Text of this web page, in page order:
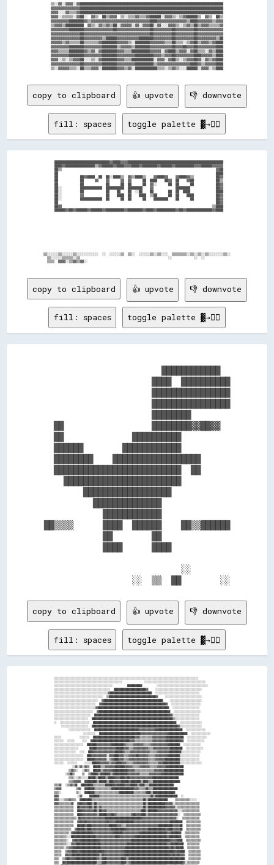
▒▒░░▓▓░░▓▓▓▓░░▓▓██████████████████████████████████████████████████████████████████████████████
▓▓▓▓▓▓▓▓▓▓▓▓▓▓▓▓██████████████████████████████████████████████████████████████████████████████
▓▓▓▓░░░░▓▓▒▒▒▒▓▓██████████████████████████████████████████████████████████████████████████████
▓▓▓▓░░▒▒▒▒▒▒░░▓▓██░░  ▓▓▒▒  ██▒▒▓▓▓▓  ▒▒░░▒▒▒▒▓▓▒▒▒▒▓▓██████░░▓▓▓▓▒▒░░▒▒▓▓██████▒▒  ▓▓▒▒  ██▒▒
▓▓▓▓▓▓▓▓▓▓████████▓▓▒▒▓▓▓▓▓▓▓▓▓▓▓▓▓▓▓▓▓▓▓▓▓▓▓▓▓▓▓▓▓▓▓▓████▓▓▓▓▓▓▓▓▓▓▓▓▓▓▓▓▒▒████▓▓▓▓▓▓▓▓▒▒▓▓▓▓
▒▒▓▓▓▓▒▒██████████  ▓▓▒▒░░▓▓▒▒▓▓▒▒██░░▓▓▓▓▓▓░░▓▓░░▓▓▓▓██░░▓▓░░░░▓▓▓▓▒▒░░▒▒▓▓▒▒██▒▒▓▓▓▓▒▒▒▒▒▒▓▓
▓▓▓▓▓▓▓▓▓▓████████▓▓▓▓▓▓▓▓▓▓▓▓▓▓▓▓██▓▓▓▓▓▓▓▓▓▓▓▓▓▓▓▓▓▓██▓▓▓▓▓▓▓▓▓▓██▓▓▓▓▓▓▓▓▓▓██▓▓▓▓▓▓▓▓▓▓▓▓▓▓
▓▓▓▓▓▓▓▓▓▓▓▓▓▓▓▓██▓▓▓▓▓▓▓▓▓▓▓▓▓▓▓▓▓▓▓▓▓▓▓▓▓▓▓▓▓▓▓▓▓▓▓▓██▓▓▓▓▓▓▓▓▓▓██▓▓▓▓▓▓▓▓▓▓██▓▓▓▓▓▓▓▓▓▓▓▓▓▓
▓▓▓▓▓▓▓▓▓▓▓▓▓▓▓▓██▓▓▓▓▓▓▓▓▓▓▒▒██████▓▓▓▓▓▓▓▓▓▓▓▓████████▓▓▓▓▓▓▓▓▓▓██▓▓▓▓▓▓▓▓▓▓██▓▓▓▓▓▓▓▓▓▓▒▒██
▓▓▓▓▓▓▒▒▓▓▒▒▒▒▒▒██▒▒▒▒▒▒▒▒▓▓████████▓▓▓▓▓▓▒▒░░████████▓▓▓▓▓▓▓▓▒▒▒▒██▒▒▒▒░░▒▒▓▓██▒▒▓▓▓▓▒▒▓▓████
▓▓▓▓▓▓▓▓▓▓████████▓▓▓▓▓▓▓▓▓▓████████▒▒▓▓▓▓▓▓▒▒████████▓▓▓▓▓▓▓▓▓▓▓▓██▓▓▓▓██▓▓▓▓██▓▓▓▓▓▓▓▓▓▓████
▓▓▓▓▒▒▒▒▒▒████████▓▓▒▒▓▓░░▓▓████████▓▓▓▓▒▒▒▒██████████▓▓▓▓▓▓░░▓▓████▒▒▓▓▓▓░░▓▓██▒▒▒▒░░▓▓▒▒████
▓▓▓▓▓▓▓▓▓▓████████▓▓▓▓▓▓▓▓▓▓████████▓▓▓▓▓▓▓▓▓▓██████████▓▓▓▓▒▒▓▓▓▓██▓▓▓▓▓▓▓▓▓▓████▓▓▓▓▓▓▒▒████
▓▓▓▓░░▒▒░░▒▒▓▓▓▓██░░░░▒▒░░▓▓████████▓▓▓▓▒▒▒▒████████████░░▓▓▓▓░░▓▓██▒▒░░▒▒▓▓▓▓██▓▓░░▓▓▒▒▓▓████
▓▓▓▓▓▓▓▓▓▓▓▓▓▓▓▓██▓▓▓▓▓▓▓▓▓▓████████▓▓▓▓▓▓▓▓▓▓██████████▒▒▓▓▓▓▓▓▓▓▓▓▓▓▓▓▓▓▓▓████▓▓▒▒▓▓▓▓▓▓████
copy to clipboard 👍 upvote 👎 downvote
fill: spaces toggle palette ▓→✊🏽
      ██████████████████████████████▓▓████▓▓▓▓████████████████████████████████████████████████████
      ████▓▓████████████████▒▒▓▓██████▓▓████▓▓▓▓████▓▓████████▓▓██████▓▓██████████▓▓▓▓██████▓▓▓▓▓▓
      ██▒▒                                                                                    ▓▓██
      ██            ██▓▓████  ██  ██░░████▒▒  ▓▓▒▒████▒▒    ▓▓████▓▓    ▓▓████▓▓▒▒            ██▓▓
      ██            ██      ▓▓    ▓▓      ▓▓  ▓▓      ██  ████    ██▓▓  ██    ▓▓██            ██▒▒
      ██            ██            ██      ██  ██      ██  ▓▓░░      ██  ██      ██            ██▓▓
      ██░░          ████████████  ██████████  ████████    ▓▓            ████████              ██▓▓
      ██░░          ██            ██    ██    ██  ░░██    ██        ██  ██  ████              ████
      ██░░          ▓▓            ██    ████  ██    ████  ▒▒██      ██  ██    ████            ██▓▓
      ██░░          ████████████  ██      ██  ██      ██    ████████    ██      ██            ██▓▓
      ██                                                                                      ██▓▓
      ██▓▓                                                                                  ▒▒████
      ██████▓▓██▓▓██████▓▓██████▓▓██████████▓▓████████▓▓████▓▓██████████▓▓██▓▓██████████████▓▓████
▒▒░░░░░░▒▒░░░░░░▒▒░░░░░░░░░░░░  ░░  ░░░░░░▒▒  ▒▒░░  ░░░░░░▒▒░░▒▒░░░░  ▒▒▒▒▒▒▒▒░░▒▒░░▒▒░░▒▒░░░░░░░░▒▒░░
  ▒▒░░░░░░▒▒▒▒▒▒░░▒▒                                                ░░            ░░  ░░
copy to clipboard 👍 upvote 👎 downvote
fill: spaces toggle palette ▓→✊🏽
  ██                  ████████▓▓██▓▓
██▒▒▒▒      ████  ██████    ██▒▒██████
                            ░░
copy to clipboard 👍 upvote 👎 downvote
fill: spaces toggle palette ▓→✊🏽
░░░░░░░░░░░░░░░░░░░░░░░░░░░░░░░░░░░░░░░░░░░░░░░░        ████████████        ░░░░░░░░░░░░░░░░░░░░░░░░░░░░░░░░░░░░░░░░░░
░░░░░░░░░░░░░░░░░░░░░░░░░░░░░░░░░░░░░░░░░░░░░░  ██████████████████████████▓▓    ░░░░░░░░░░░░░░░░░░░░░░░░░░░░░░░░░░░░░░
░░░░░░░░░░░░░░░░░░░░░░░░░░░░░░░░░░░░░░░░░░░░▓▓██████████████████████████████████  ░░░░░░░░░░░░░░░░░░░░░░░░░░░░░░░░░░░░
░░░░░░░░░░░░░░░░░░░░░░░░░░░░░░░░░░░░░░░░  ▒▒██████████████████████████████████████▓▓    ░░░░░░░░░░░░░░░░░░░░░░░░░░░░░░
░░░░░░░░░░░░░░░░░░░░░░░░░░░░░░░░░░░░  ▓▓████████████████████████████████████████████████    ░░░░░░░░░░░░░░░░░░░░░░░░░░
░░░░░░░░░░░░░░░░░░░░░░░░░░░░░░░░░░  ▓▓████████████████████████████████████████████████████▓▓  ░░░░░░░░░░░░░░░░░░░░░░░░
░░░░░░░░░░░░░░░░░░░░░░░░░░░░░░░░░░▓▓██████████████████████████████████████████████████████████  ░░░░░░░░░░░░░░░░░░░░░░
░░░░░░░░░░░░░░░░░░░░░░░░░░░░░░░░  ▓▓██████████████████████████████████████████████████████████  ░░░░░░░░░░░░░░░░░░░░░░
░░░░░░░░░░░░░░░░░░░░░░░░░░░░░░  ██████████████████████████████████████████████████████████████▓▓░░░░░░░░░░░░░░░░░░░░░░
░░░░░░░░░░░░░░░░░░░░░░░░░░░░  ██████████████████████████████████████████████████████████████████▒▒░░░░░░░░░░░░░░░░░░░░
░░  ░░░░░░░░░░░░░░░░░░░░░░░░  ████████████████████████████████████████████████████████████████████  ░░░░░░░░░░░░░░░░░░
    ░░░░░░░░░░░░░░░░░░░░░░  ██████████████████████████████████████████████████████████████████████▓▓░░░░░░░░░░░░░░░░░░
        ░░░░░░░░░░░░░░░░░░  ████████████████████████████████████▓▓▓▓▓▓▓▓▓▓▓▓▓▓██████████████████████  ░░░░░░░░░░░░░░░░
                ░░░░░░░░░░  ██████████████████████████████████▓▓▓▓▓▓▓▓▓▓▓▓▓▓▓▓▓▓▓▓▓▓████████████████  ░░░░░░░░░░░░░░░░
░░░░░░          ░░░░░░░░  ██████████████████████████████████▓▓▓▓▒▒▒▒▒▒▒▒▒▒▓▓▓▓▓▓▓▓▓▓▓▓██████████████  ░░░░░░░░░░░░░░░░
░░░░░░░░  ░░░░░░    ░░░░  ████████████████████████████████▓▓▓▓▒▒▒▒▒▒▒▒▒▒▒▒▒▒▓▓▓▓▓▓▓▓▓▓▓▓████████████▓▓  ░░░░░░░░░░░░░░
░░░░░░░░░░░░░░░░░░░░░░░░  ████████▓▓▓▓▓▓▓▓▓▓▓▓██████████▓▓▒▒▒▒▒▒▓▓▓▓▓▓▓▓▒▒▒▒▒▒▓▓▓▓▓▓▓▓▓▓▓▓▓▓██████████  ░░░░░░░░░░░░░░
░░░░░░░░░░░░░░░░░░░░      ██████▓▓▓▓▓▓▓▓▓▓▓▓▓▓▓▓██████▓▓▓▓▒▒▒▒▓▓▓▓▓▓▓▓▓▓▓▓▒▒▒▒▓▓▓▓▓▓▓▓▓▓▓▓▓▓██████████  ░░░░░░░░░░░░░░
░░░░░░░░░░░░░░░░░░  ░░░░  ████▓▓▓▓▓▓▓▓▓▓▓▓▓▓▓▓▓▓██████▓▓▒▒▒▒▓▓▓▓▓▓▓▓▓▓▓▓▓▓▓▓▒▒▒▒▒▒▓▓▓▓▓▓▓▓▓▓██████████░░░░░░░░░░░░░░░░
░░░░░░░░░░░░░░░░░░░░░░░░  ████▓▓▓▓▓▓▓▓▓▓▓▓░░▓▓▓▓████▓▓▓▓▒▒▒▒▓▓▓▓▓▓██▓▓▓▓▓▓▓▓▒▒▒▒▒▒▓▓▓▓▓▓▓▓▓▓██████████░░░░░░░░░░░░░░░░
░░░░░░░░░░░░░░░░░░░░░░░░  ██████▓▓▓▓▓▓▓▓▓▓░░▒▒▓▓████▓▓▓▓▒▒▒▒▓▓▓▓▓▓▓▓▓▓▓▓▓▓▓▓▒▒▒▒▒▒▓▓▓▓▓▓▓▓████████████░░░░░░░░░░░░░░░░
░░░░░░░░  ░░░░░░░░    ░░░░░░██████▓▓▓▓▓▓▓▓▒▒▓▓▓▓████▓▓▓▓▒▒▒▒▒▒▓▓▓▓▓▓▓▓▓▓▓▓▒▒▒▒▒▒▒▒▓▓▓▓██████████████░░░░░░░░░░░░░░░░░░
          ░░▓▓░░▓▓░░▓▓▒▒  ██████▒▒▒▒▓▓▓▓▓▓▓▓████████▓▓▓▓▓▓▒▒▒▒▒▒▓▓▓▓▓▓▓▓▒▒▒▒▒▒▓▓▓▓▓▓▓▓██████████████
        ▒▒▓▓▒▒░░  ░░▓▓▒▒  ██████▒▒▓▓▓▓▓▓▓▓████████████▓▓▓▓▓▓▒▒▒▒▒▒▒▒▒▒▒▒▒▒▒▒▓▓▓▓▓▓▓▓████████████████
      ░░▒▒██▒▒    ▒▒  ▒▒██████▒▒████████▒▒████████████▓▓▓▓▓▓▓▓▓▓▒▒▒▒▒▒▒▒▓▓▓▓▓▓▓▓▓▓██████████████████
        ▒▒▒▒░░░░▒▒░░░░░░██████▒▒██████▒▒██████▓▓▓▓████▓▓██▓▓▓▓▓▓▓▓▓▓▓▓▓▓▓▓▓▓██████████████████████
        ▒▒▒▒▓▓▓▓▓▓  ██████████▒▒██████▒▒████▓▓▓▓▓▓██████▓▓████████▒▒████▒▒▒▒██████████████████████
▒▒▒▒▓▓  ░░▒▒▓▓▒▒██  ██████████▒▒▒▒▒▒▒▒▒▒████████▓▓██████▓▓▓▓██████▒▒████▒▒▒▒████████████████████
▒▒▓▓▓▓        ▒▒▓▓  ████████▒▒▒▒▒▒▒▒▒▒▒▒▒▒██████████████████▓▓▓▓▒▒▒▒▒▒██▒▒▒▒████████████████████
▒▒▒▒░░        ▒▒░░  ████████▒▒▒▒▒▒▒▒▒▒▒▒▒▒▒▒▒▒▒▒████████████▒▒▒▒▒▒▒▒▒▒████▒▒██████████████████
▓▓▓▓          ░░▓▓    ████████▒▒▒▒▒▒▒▒▒▒▒▒▒▒▒▒▒▒▒▒▒▒▒▒▒▒▒▒▒▒▒▒▒▒▒▒▒▒▒▒▒▒██▒▒██████████████████  ░░
▓▓▓▓░░░░▒▒▒▒▓▓▒▒▒▒  ██████████▒▒▒▒▒▒▒▒▒▒▒▒▒▒▒▒▒▒▒▒▒▒▒▒▒▒▒▒▒▒▒▒▒▒▒▒▒▒▒▒▒▒██▒▒████████████████    ▒▒▒▒▒▒▒▒▒▒▒▒░░░░░░
▓▓▓▓▒▒▒▒▒▒▒▒▒▒▓▓  ▓▓██▓▓▓▓████▒▒██▒▒▒▒▒▒▒▒▒▒▒▒▒▒▒▒▒▒▒▒▒▒▒▒▒▒▒▒▒▒▒▒▒▒▒▒▒▒██▒▒██████████████▓▓▓▓▓▓░░▒▒▒▒▒▒▒▒▒▒▒▒▒▒▒▒▒▒▒▒
▒▒▒▒▒▒▒▒▒▒▒▒▒▒▒▒  ██▓▓▓▓▓▓▓▓██▒▒██▒▒▓▓▒▒▒▒▒▒▒▒▒▒▒▒▒▒▒▒▒▒▒▒▒▒▒▒▒▒▒▒▒▒▒▒▒▒██▒▒██████████████▓▓▓▓▓▓▓▓░░▒▒▒▒▒▒▒▒▒▒▒▒▒▒▒▒▒▒
▒▒▒▒▒▒▒▒▒▒▒▒▒▒▒▒  ████▓▓▓▓▓▓▓▓▓▓██▒▒██▓▓▓▓▒▒▒▒▒▒▒▒▒▒▒▒▒▒▒▒▒▒▒▒▒▒▒▒▒▒▒▒████▒▒████████▓▓▓▓▓▓▓▓▓▓▓▓▓▓▓▓░░░░▒▒▒▒▒▒▒▒▒▒▒▒▒▒
▒▒▒▒▒▒▒▒▒▒▒▒▒▒▒▒  ████▓▓▓▓▓▓▓▓▓▓▓▓▒▒██████▓▓▓▓██▓▓▒▒▒▒▒▒▒▒▒▒▒▒▓▓██▓▓▓▓████▒▒▓▓▓▓▓▓▓▓▓▓▓▓▓▓▓▓▓▓▓▓▓▓▓▓░░  ▒▒▒▒▒▒▒▒▒▒▒▒▒▒
▒▒▒▒▒▒▒▒▒▒▒▒▒▒▒▒▒▒░░██▓▓▓▓▓▓▓▓▓▓▓▓▓▓▓▓▓▓▓▓██████████████████████████████▓▓▓▓▓▓▓▓▓▓▓▓▓▓▓▓▓▓▓▓▓▓▓▓▓▓▓▓░░  ▒▒▒▒▒▒▒▒▒▒▒▒▒▒
▒▒▒▒▒▒▒▒▒▒▒▒▒▒▒▒  ▓▓██▓▓██▓▓▓▓▓▓▓▓▓▓▓▓▓▓▓▓██▓▓▓▓▓▓██████████████▓▓▓▓▓▓▓▓▓▓▓▓▓▓▓▓▓▓▓▓▓▓▓▓▓▓▓▓▓▓██████████  ▒▒▒▒▒▒▒▒▒▒▒▒
▒▒▒▒▒▒▒▒▒▒▒▒▒▒▒▒  ██████▓▓████▓▓▓▓▓▓▓▓▓▓▓▓▓▓██████▓▓▓▓▒▒▒▒▓▓▓▓▓▓▓▓▓▓▓▓▓▓▓▓▓▓▓▓▓▓▓▓▓▓████████████▓▓▓▓▓▓██  ▒▒▒▒▒▒▒▒▒▒▒▒
▒▒▒▒▒▒▒▒▒▒▒▒▒▒  ▓▓██████▓▓████▓▓▓▓▓▓▓▓▓▓▓▓▓▓▓▓████████████▓▓▓▓▓▓▓▓▓▓▓▓▓▓▓▓▓▓██████████████▓▓████▓▓▓▓▓▓██  ▒▒▒▒▒▒▒▒▒▒▒▒
▒▒▒▒▒▒▒▒▒▒▒▒░░▓▓████████████████▓▓▓▓▓▓▓▓▓▓▓▓▓▓▓▓████████▓▓▓▓▓▓▓▓▓▓▓▓▓▓██████████████████████▓▓▓▓████████  ▒▒▒▒▒▒▒▒▒▒▒▒
▒▒▒▒▒▒▒▒▒▒░░░░████████████████████▓▓▓▓▓▓▓▓▓▓▓▓▓▓▓▓████▓▓▓▓▓▓▓▓▓▓▓▓██████████████████████████▓▓██████████  ▒▒▒▒▒▒▒▒▒▒▒▒
▒▒▒▒▒▒▒▒▒▒░░  ▓▓██▓▓████████████████▓▓▓▓▓▓▓▓▓▓▓▓▓▓▓▓▓▓▓▓▓▓▓▓▓▓████████████████████████████████▓▓▓▓▓▓████  ▒▒▒▒▒▒▒▒▒▒▒▒
▒▒▒▒▒▒▒▒▒▒░░░░▓▓▓▓████████████████████▓▓▓▓▓▓▓▓▓▓▓▓▓▓▓▓▓▓▓▓▓▓████████████████████████████████▓▓▓▓██████████  ▒▒▒▒▒▒▒▒▒▒
▒▒▒▒▒▒▒▒░░▒▒▓▓▓▓██████████████████████▓▓▓▓▓▓▓▓▓▓▓▓▓▓▓▓▓▓▓▓████████████████████████████████████▓▓██▓▓██████  ▒▒▒▒▒▒▒▒▒▒
▒▒▒▒▒▒  ▒▒▓▓▓▓████▓▓████████████████████▓▓▓▓▓▓▓▓▓▓▓▓▓▓▓▓██████████████████████████████████████████▓▓██████  ▒▒▒▒▒▒▒▒▒▒
▒▒▒▒▒▒  ▓▓▓▓▓▓██████████████████████▒▒██▓▓▓▓▓▓▓▓▓▓▓▓▓▓▓▓██████████████████████████████████████▓▓██▓▓██▓▓▓▓  ▒▒▒▒▒▒▒▒▒▒
▒▒▒▒  ▒▒▓▓██▓▓▓▓██████████████████▓▓▒▒████▓▓▓▓▓▓▓▓▓▓▓▓████▒▒██████████████████████████████████████████████  ▒▒▒▒▒▒▒▒▒▒
▒▒▒▒  ██▓▓████████████████████████▒▒▒▒████▓▓▓▓▓▓▓▓▓▓▓▓████▒▒▓▓██████████████████████████████████████████▓▓░░▒▒▒▒▒▒▒▒▒▒